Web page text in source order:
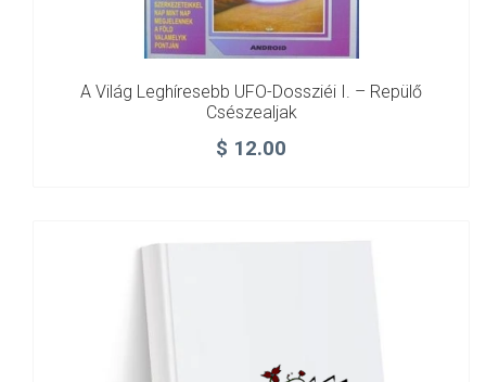
A Világ Leghíresebb UFO-Dossziéi I. – Repülő
Csészealjak
$ 12.00